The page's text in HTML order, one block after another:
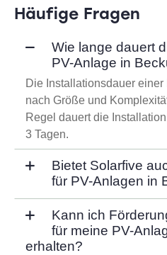
Häufige Fragen
Wie lange dauert
PV-Anlage in
Die Installationsdauer
nach Größe und
Regel dauert die
3 Tagen.
Bietet Solarfive
für PV-Anlagen in
Kann ich
für meine PV-
erhalten?